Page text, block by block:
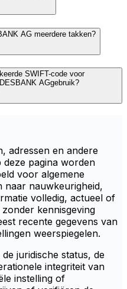
AG meerdere takken?
SWIFT-code voor
AGgebruik?
adressen en andere
deze pagina worden
voor algemene
naar nauwkeurigheid,
volledig, actueel of
kennisgeving
recente gegevens van
weerspiegelen.
juridische status, de
integriteit van
instelling of